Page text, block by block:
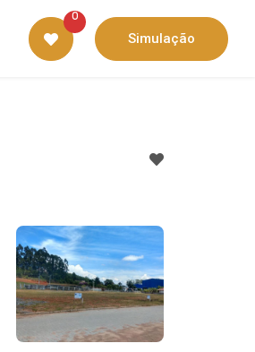
0
Simulação